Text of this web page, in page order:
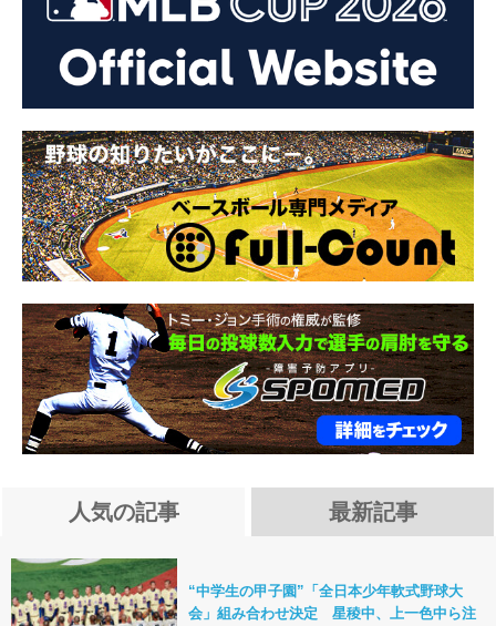
人気の記事 最新記事
“中学生の甲子園”「全日本少年軟式野球大
会」組み合わせ決定 星稜中、上一色中ら注